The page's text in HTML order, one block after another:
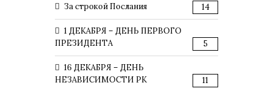
За строкой Послания 14
1 ДЕКАБРЯ – ДЕНЬ ПЕРВОГО
ПРЕЗИДЕНТА
5
16 ДЕКАБРЯ – ДЕНЬ
НЕЗАВИСИМОСТИ РК
11